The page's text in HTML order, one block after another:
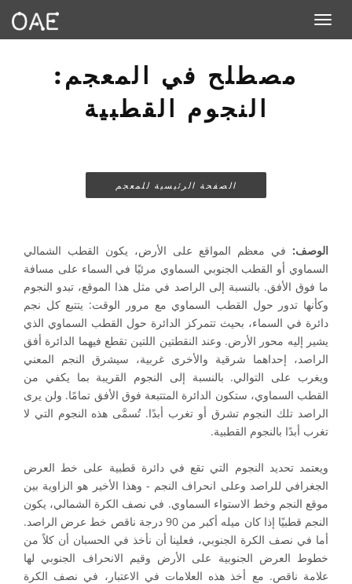
Toggle navigation
مصطلح في المعجم:
النجوم القطبية
الصفحة الرئيسية للمعجم
الوصف: في معظم المواقع على الأرض، يكون القطب الشمالي
السماوي أو القطب الجنوبي السماوي مرئيًا في السماء على مسافة
ما فوق الأفق. بالنسبة إلى الراصد في مثل هذا الموقع، تبدو النجوم
وكأنها تدور حول القطب السماوي مع مرور الوقت: يتتبع كل نجم
دائرة في السماء، بحيث تتمركز الدائرة حول القطب السماوي الذي
يشير إليه محور الأرض. وعند النقطتين اللتين تقطع فيهما الدائرة أفق
الراصد، إحداهما شرقية والأخرى غربية، سيشرق النجم المعني
ويغرب على التوالي. بالنسبة إلى النجوم القريبة بما يكفي من
القطب السماوي، ستكون الدائرة المتتبعة فوق الأفق تمامًا. ولن يرى
الراصد تلك النجوم تشرق أو تغرب أبدًا. تُسمَّى هذه النجوم التي لا
تغرب أبدًا بالنجوم القطبية.
ويعتمد تحديد النجوم التي تقع في دائرة قطبية على خط العرض
الجغرافي للراصد وعلى انحراف النجم - وهذا الأخير هو الزاوية بين
موقع النجم وخط الاستواء السماوي. في نصف الكرة الشمالي، يكون
النجم قطبيًا إذا كان ميله أكبر من 90 درجة ناقص خط عرض الراصد.
أما في نصف الكرة الجنوبي، فعلينا أن نأخذ في الحسبان أن كلاً من
خطوط العرض الجنوبية على الأرض وقيم الانحراف الجنوبي لها
علامة ناقص. مع أخذ هذه العلامات في الاعتبار، في نصف الكرة